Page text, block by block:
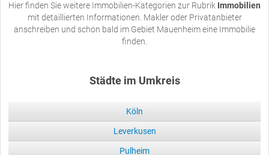
Hier finden Sie weitere Immobilien-Kategorien zur Rubrik Immobilien
mit detaillierten Informationen. Makler oder Privatanbieter
anschreiben und schon bald im Gebiet Mauenheim eine Immobilie
finden.
Städte im Umkreis
Köln
Leverkusen
Pulheim